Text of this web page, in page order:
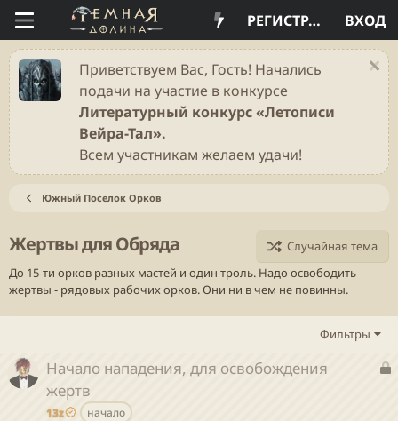
ВХОД
РЕГИСТРАЦИЯ
Приветствуем Вас, Гость! Начались
подачи на участие в конкурсе
Литературный конкурс «Летописи
Вейра-Тал».
Всем участникам желаем удачи!
Южный Поселок Орков
Жертвы для Обряда
Случайная тема
До 15-ти орков разных мастей и один троль. Надо освободить
жертвы - рядовых рабочих орков. Они ни в чем не повинны.
Фильтры
З
Начало нападения, для освобождения
жертв
13z
начало